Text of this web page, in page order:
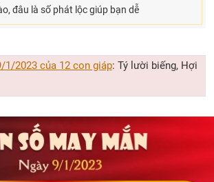
đâu là số phát lộc giúp bạn dễ
1/2023 của 12 con giáp: Tý lười biếng, Hợi